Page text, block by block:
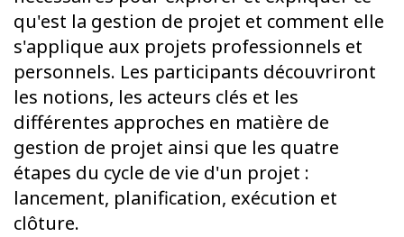
qu'est la gestion de projet et comment elle
s'applique aux projets professionnels et
personnels. Les participants découvriront
les notions, les acteurs clés et les
différentes approches en matière de
gestion de projet ainsi que les quatre
étapes du cycle de vie d'un projet :
lancement, planification, exécution et
clôture.